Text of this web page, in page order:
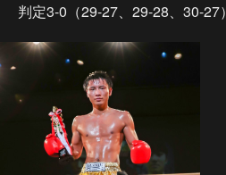
判定3-0（29-27、29-28、30-27）